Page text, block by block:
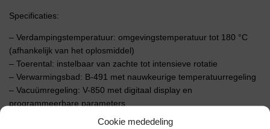
Cookie mededeling
Specificaties:
– Verdampingstemperatuur: omgevingstemperatuur tot 180 °C
(afhankelijk van het oplosmiddel)
– Toerental: instelbaar van zachte tot intensieve rotatie
– Verwarmingsbad: B-491 met nauwkeurige temperatuurregeling
– Vacuümregeling: V-850 met digitaal display en
programmeerbare parameters
– Vacuümpomp: V-700, chemisch resistent, stil en krachtig